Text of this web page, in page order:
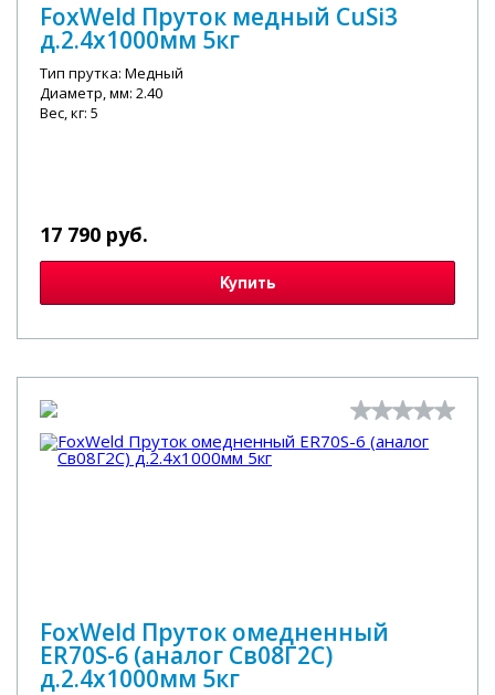
FoxWeld Пруток медный CuSi3
д.2.4х1000мм 5кг
Тип прутка: Медный
Диаметр, мм: 2.40
Вес, кг: 5
17 790 руб.
Купить
FoxWeld Пруток омедненный
ER70S-6 (аналог Св08Г2С)
д.2.4х1000мм 5кг